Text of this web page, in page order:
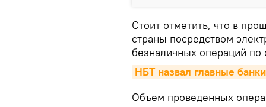
Стоит отметить, что в
страны посредством
безналичных операций
НБТ назвал главные
Объем проведенных